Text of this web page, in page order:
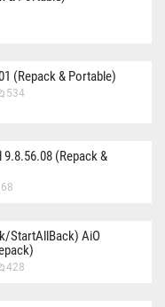
(Repack & Portable)
534
(Repack &
StartAllBack) AiO
428